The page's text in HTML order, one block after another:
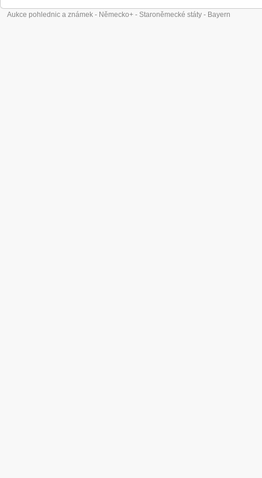
Aukce pohlednic a známek - Německo+ - Staroněmecké státy - Bayern